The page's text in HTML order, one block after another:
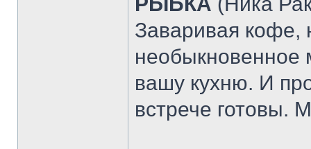
Заваривая кофе,
необыкновенное
вашу кухню. И
встрече готовы.